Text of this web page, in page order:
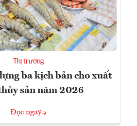
Thị trường
ba kịch bản cho xuất
sản năm 2026
Đọc ngay